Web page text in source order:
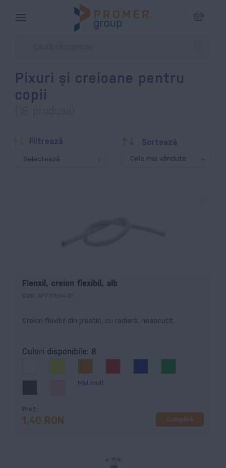
Pixuri și creioane pentru
copii
Filtrează
Selectează
Sortează
Descendentă
Flenxil, creion flexibil, alb
COD: AP731504-01
Creion flexibil din plastic, cu radieră, neascuțit.
Culori disponibile: 8
Mai mult
Preț
1,40 RON Cumpără